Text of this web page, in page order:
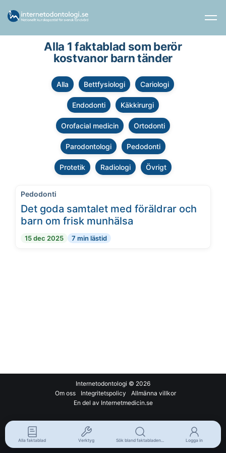
Alla 1 faktablad som berör
kostvanor barn tänder
Alla Bettfysiologi Cariologi
Endodonti Käkkirurgi
Orofacial medicin Ortodonti
Parodontologi Pedodonti
Protetik Radiologi Övrigt
Pedodonti
Det goda samtalet med föräldrar och
barn om frisk munhälsa
15 dec 2025 7 min lästid
Internetodontologi © 2026
Om oss
Integritetspolicy
Allmänna villkor
En del av Internetmedicin.se
Alla faktablad Verktyg Sök bland faktabladen... Logga in